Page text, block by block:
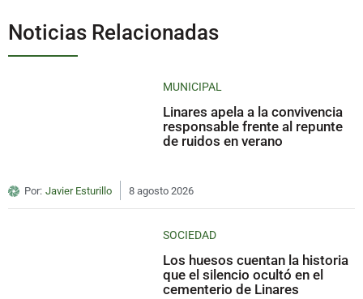
Noticias Relacionadas
MUNICIPAL
Linares apela a la convivencia
responsable frente al repunte
de ruidos en verano
Por: Javier Esturillo 8 agosto 2026
SOCIEDAD
Los huesos cuentan la historia
que el silencio ocultó en el
cementerio de Linares